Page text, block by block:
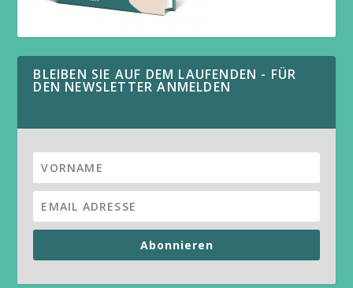
BLEIBEN SIE AUF DEM LAUFENDEN - FÜR
DEN NEWSLETTER ANMELDEN
Abonnieren